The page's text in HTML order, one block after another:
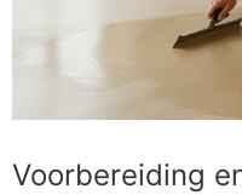
Voorbereiding